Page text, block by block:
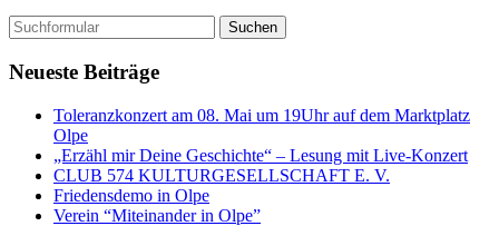
Neueste Beiträge
Toleranzkonzert am 08. Mai um 19Uhr auf dem Marktplatz
Olpe
„Erzähl mir Deine Geschichte“ – Lesung mit Live-Konzert
CLUB 574 KULTURGESELLSCHAFT E. V.
Friedensdemo in Olpe
Verein “Miteinander in Olpe”